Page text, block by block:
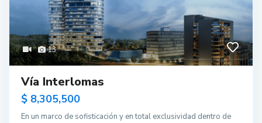
13
Vía Interlomas
$ 8,305,500
En un marco de sofisticación y en total exclusividad dentro de